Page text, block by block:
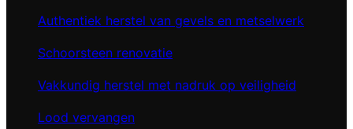
Authentiek herstel van gevels en metselwerk
Schoorsteen renovatie
Vakkundig herstel met nadruk op veiligheid
Lood vervangen